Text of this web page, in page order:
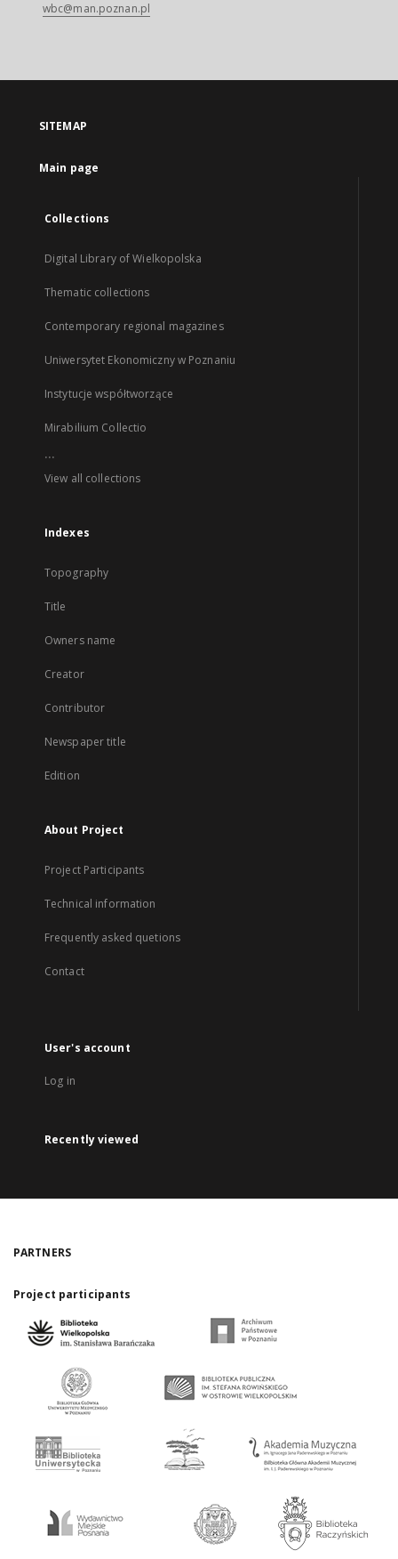
wbc@man.poznan.pl
SITEMAP
Main page
Collections
Digital Library of Wielkopolska
Thematic collections
Contemporary regional magazines
Uniwersytet Ekonomiczny w Poznaniu
Instytucje współtworzące
Mirabilium Collectio
...
View all collections
Indexes
Topography
Title
Owners name
Creator
Contributor
Newspaper title
Edition
About Project
Project Participants
Technical information
Frequently asked quetions
Contact
User's account
Log in
Recently viewed
PARTNERS
Project participants